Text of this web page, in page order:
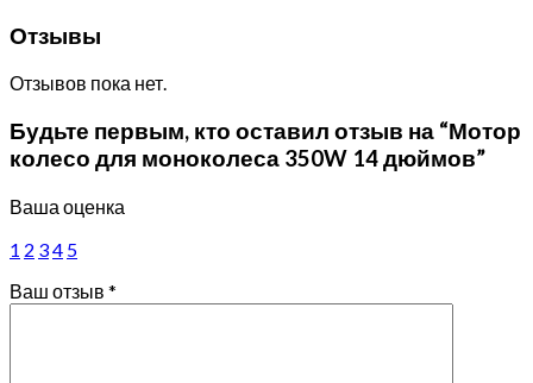
Отзывы
Отзывов пока нет.
Будьте первым, кто оставил отзыв на “Мотор
колесо для моноколеса 350W 14 дюймов”
Ваша оценка
1 2 34 5
Ваш отзыв *